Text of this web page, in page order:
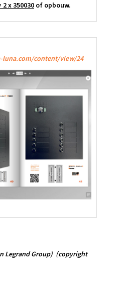
x 350030 of opbouw.
luna.com/content/view/24
Legrand Group) (copyright